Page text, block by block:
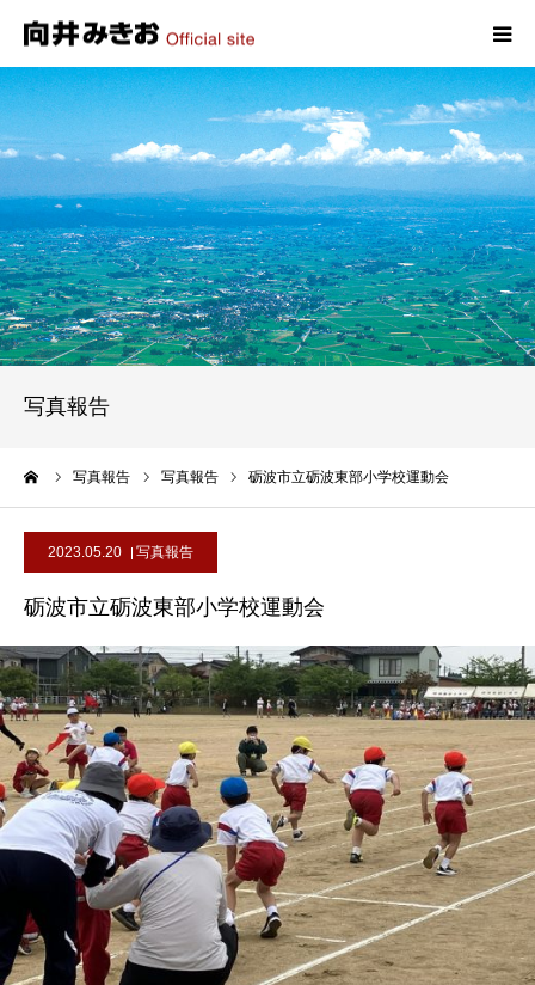
写真報告
写真報告 写真報告 砺波市立砺波東部小学校運動会
2023.05.20 写真報告
砺波市立砺波東部小学校運動会
HOME
プロフィール
政策
活動報告